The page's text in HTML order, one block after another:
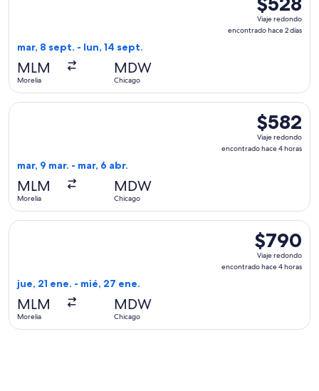
Viaje
redondo,
Viaje redondo
encontrado hace 2 días
mar, 8 sept. - lun, 14 sept.
MLM
Morelia
MDW
Chicago
$582
Viaje
redondo,
$582
Viaje redondo
encontrado hace 4 horas
mar, 9 mar. - mar, 6 abr.
MLM
Morelia
MDW
Chicago
Seleccionar vuelo de Delta, con salida el mar, 9 mar.
$790
Viaje
redondo,
$790
Viaje redondo
encontrado hace 4 horas
jue, 21 ene. - mié, 27 ene.
MLM
Morelia
MDW
Chicago
Seleccionar vuelo de Aeromexico, con salida el jue, 21